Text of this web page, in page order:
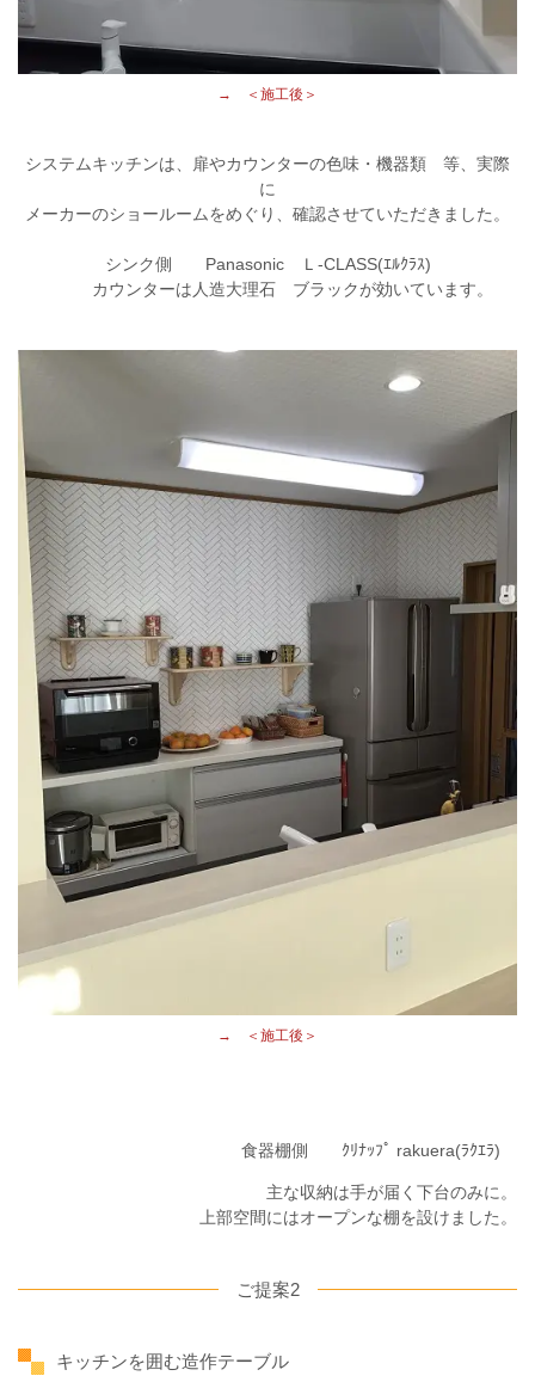
→ ＜施工後＞
システムキッチンは、
扉やカウンターの色味・機器類 等、実際
に
メーカーのショールームをめぐり、確認させていただきました。
シンク側 Panasonic Ｌ-CLASS(ｴﾙｸﾗｽ)
カウンターは人造大理石 ブラックが効いています。
→ ＜施工後＞
食器棚側 ｸﾘﾅｯﾌﾟ rakuera(ﾗｸｴﾗ)
主な収納は手が届く下台のみに。
上部空間にはオープンな棚を設けました。
ご提案2
キッチンを囲む造作テーブル